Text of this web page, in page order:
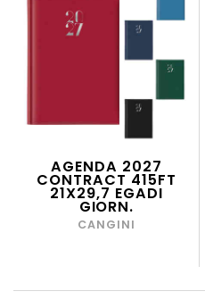
AGENDA 2027
CONTRACT 415FT
21X29,7 EGADI
GIORN.
CANGINI